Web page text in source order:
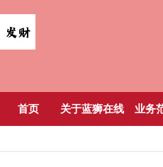
首页 关于蓝狮在线 业务